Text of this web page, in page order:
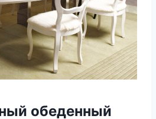
обеденный